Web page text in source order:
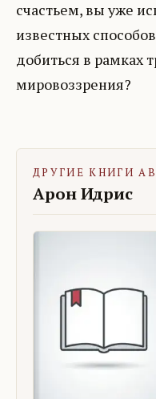
счастьем, вы уже
известных
добиться в рамках
мировоззрения?
ДРУГИЕ КНИГИ
Арон Идрис